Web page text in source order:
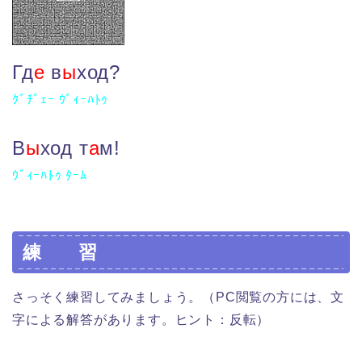
Где выход?
ｸﾞﾁﾞｪｰ ｳﾞｨｰﾊﾄｩ
Выход там!
ｳﾞｨｰﾊﾄｩ ﾀｰﾑ
練 習
さっそく練習してみましょう。（PC閲覧の方には、文
字による解答があります。ヒント：反転）